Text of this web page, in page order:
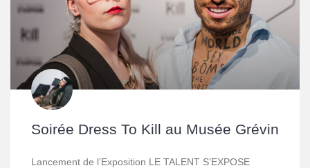
Soirée Dress To Kill au Musée Grévin
Lancement de l’Exposition LE TALENT S’EXPOSE